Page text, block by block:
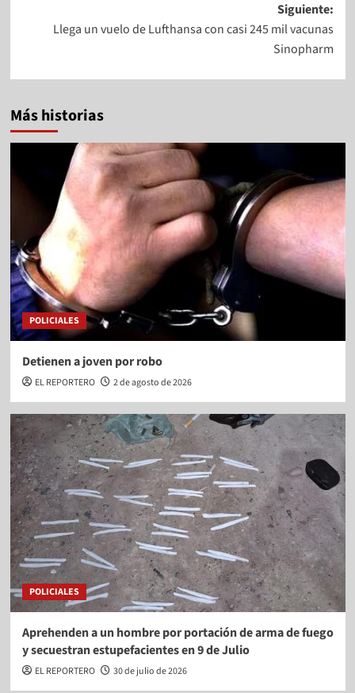
Siguiente:
Llega un vuelo de Lufthansa con casi 245 mil vacunas
Sinopharm
Más historias
POLICIALES
Detienen a joven por robo
EL REPORTERO 2 de agosto de 2026
POLICIALES
Aprehenden a un hombre por portación de arma de fuego
y secuestran estupefacientes en 9 de Julio
EL REPORTERO 30 de julio de 2026